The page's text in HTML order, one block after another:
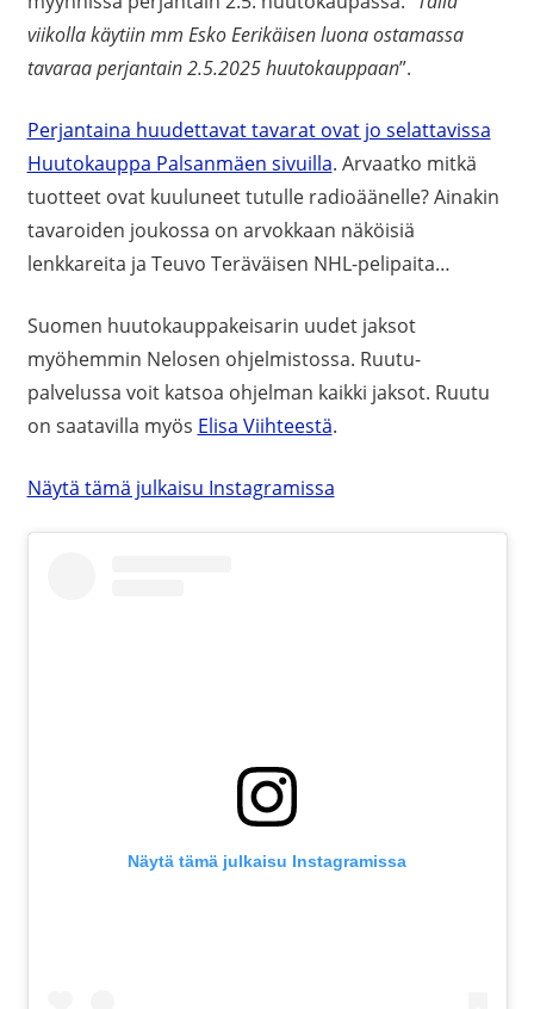
viikolla käytiin mm Esko Eerikäisen luona ostamassa
tavaraa perjantain 2.5.2025 huutokauppaan”.
Perjantaina huudettavat tavarat ovat jo selattavissa
Huutokauppa Palsanmäen sivuilla. Arvaatko mitkä
tuotteet ovat kuuluneet tutulle radioäänelle? Ainakin
tavaroiden joukossa on arvokkaan näköisiä
lenkkareita ja Teuvo Teräväisen NHL-pelipaita…
Suomen huutokauppakeisarin uudet jaksot
myöhemmin Nelosen ohjelmistossa. Ruutu-
palvelussa voit katsoa ohjelman kaikki jaksot. Ruutu
on saatavilla myös Elisa Viihteestä.
Näytä tämä julkaisu Instagramissa
Näytä tämä julkaisu Instagramissa